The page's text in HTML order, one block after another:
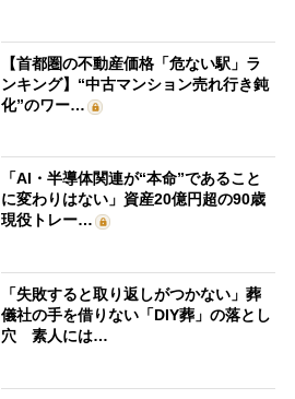
【首都圏の不動産価格「危ない駅」ラ
ンキング】“中古マンション売れ行き鈍
化”のワー…
「AI・半導体関連が“本命”であること
に変わりはない」資産20億円超の90歳
現役トレー…
「失敗すると取り返しがつかない」葬
儀社の手を借りない「DIY葬」の落とし
穴 素人には…